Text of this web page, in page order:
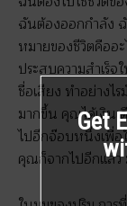
ฉันต้องออกกำลัง
หมายของชีวิตคืออ
ประสบความสำเร็
ชื่อเสียง ทำอย่างไ
มากขึ้น คุณได้เงิน
ไปอีกจ๊อบหนึ่งเพื่
คุณก็จากไปอีกแล้
Get